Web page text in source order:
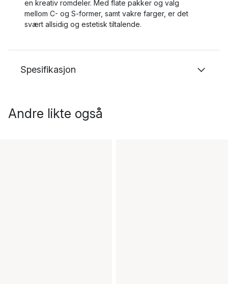
en kreativ romdeler. Med flate pakker og valg
mellom C- og S-former, samt vakre farger, er det
svært allsidig og estetisk tiltalende.
Spesifikasjon
Andre likte også